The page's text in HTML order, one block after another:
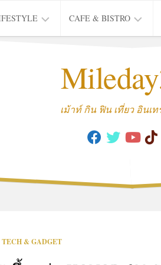
MOVIE
CAFE & BISTRO
CAFE
เม้าท์ กิน ฟิน เที่ยว อินเ
TECH & GADGET